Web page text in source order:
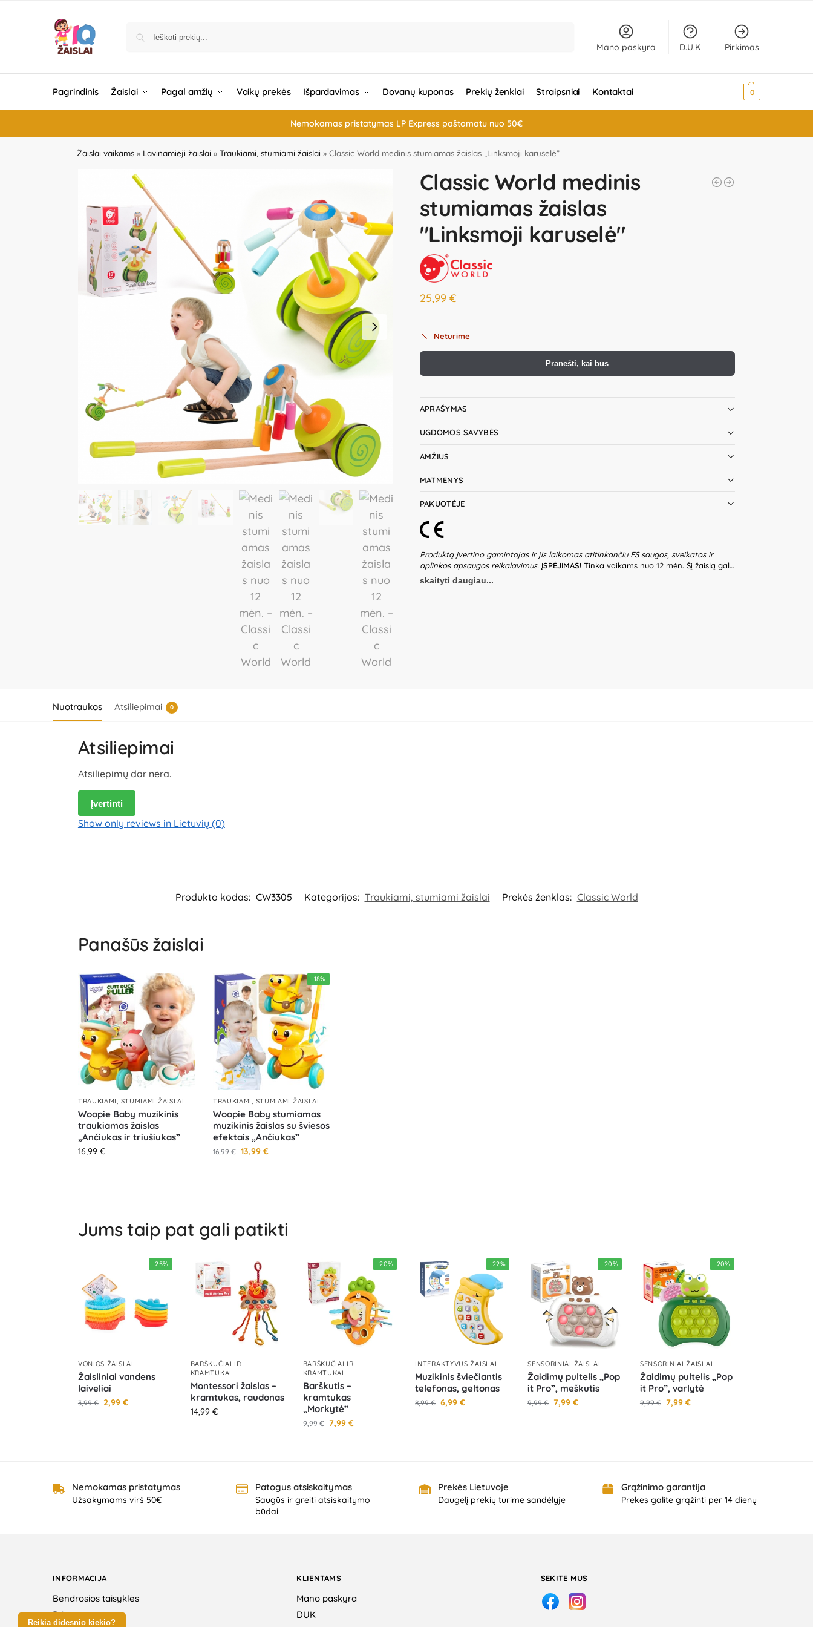
Mano paskyra D.U.K Pirkimas
Pagrindinis Žaislai Pagal amžių Vaikų prekės Išpardavimas Dovanų kuponas Prekių ženklai Straipsniai Kontaktai 0
Nemokamas pristatymas LP Express paštomatu nuo 50€
Žaislai vaikams » Lavinamieji žaislai »Traukiami, stumiami žaislai »Classic World medinis stumiamas žaislas „Linksmoji karuselė”
Classic World medinis
stumiamas žaislas
"Linksmoji karuselė"
25,99 €
Neturime
Pranešti, kai bus
APRAŠYMAS
UGDOMOS SAVYBĖS
AMŽIUS
MATMENYS
PAKUOTĖJE
Produktą įvertino gamintojas ir jis laikomas atitinkančiu ES saugos, sveikatos ir
aplinkos apsaugos reikalavimus. ĮSPĖJIMAS! Tinka vaikams nuo 12 mėn. Šį žaislą gali
surinkti tik suaugusieji, vadovaudamiesi pakuotėje esančia instrukcija. Nesurinktą
žaislą saugoti nuo vaikų – pakuotėje gali būti smulkių ir aštrių detalių, kurios gali
skaityti daugiau...
Reikia didesnio kiekio?
Nuotraukos Atsiliepimai 0
Atsiliepimai
Atsiliepimų dar nėra.
Įvertinti
Show only reviews in Lietuvių (0)
Produkto kodas: CW3305 Kategorijos: Traukiami, stumiami žaislai Prekės ženklas: Classic World
Panašūs žaislai
TRAUKIAMI, STUMIAMI ŽAISLAI
Woopie Baby muzikinis
traukiamas žaislas
„Ančiukas ir triušiukas”
16,99 €
-18%
TRAUKIAMI, STUMIAMI ŽAISLAI
Woopie Baby stumiamas
muzikinis žaislas su šviesos
efektais „Ančiukas”
16,99€ 13,99 €
Jums taip pat gali patikti
-25%
VONIOS ŽAISLAI
Žaisliniai vandens
laiveliai
3,99€ 2,99 €
BARŠKUČIAI IR
KRAMTUKAI
Montessori žaislas –
kramtukas, raudonas
14,99 €
-20%
BARŠKUČIAI IR
KRAMTUKAI
Barškutis –
kramtukas
„Morkytė”
9,99€ 7,99 €
-22%
INTERAKTYVŪS ŽAISLAI
Muzikinis šviečiantis
telefonas, geltonas
8,99€ 6,99€
-20%
SENSORINIAI ŽAISLAI
Žaidimų pultelis „Pop
it Pro”, meškutis
9,99€ 7,99€
-20%
SENSORINIAI ŽAISLAI
Žaidimų pultelis „Pop
it Pro”, varlytė
9,99€ 7,99 €
Nemokamas pristatymas
Užsakymams virš 50€
Patogus atsiskaitymas
Saugūs ir greiti atsiskaitymo
būdai
Prekės Lietuvoje
Daugelį prekių turime sandėlyje
Grąžinimo garantija
Prekes galite grąžinti per 14 dienų
INFORMACIJA
Bendrosios taisyklės
Pristatymas
KLIENTAMS
Mano paskyra
DUK
SEKITE MUS